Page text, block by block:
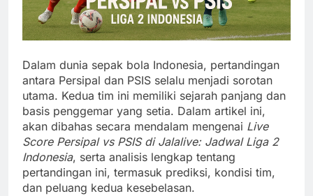
Dalam dunia sepak bola Indonesia, pertandingan
antara Persipal dan PSIS selalu menjadi sorotan
utama. Kedua tim ini memiliki sejarah panjang dan
basis penggemar yang setia. Dalam artikel ini,
akan dibahas secara mendalam mengenai Live
Score Persipal vs PSIS di Jalalive: Jadwal Liga 2
Indonesia, serta analisis lengkap tentang
pertandingan ini, termasuk prediksi, kondisi tim,
dan peluang kedua kesebelasan.